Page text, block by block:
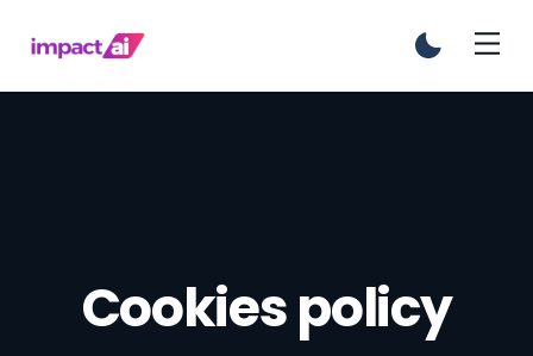
Cookies policy